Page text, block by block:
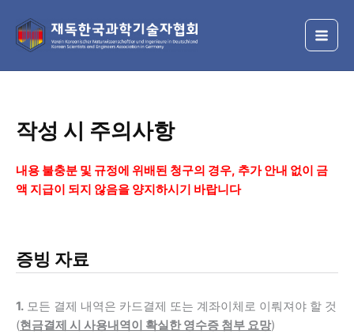
작성 시 주의사항
내용 불충분 및 규정에 위배된 청구의 경우, 추가 안내 없이 금
액 지급이 되지 않음을 양지하시기 바랍니다
증빙 자료
1. 모든 결제 내역은 카드결제 또는 계좌이체로 이뤄져야 할 것
(현금결제 시 사용내역이 확실한 영수증 첨부 요망)